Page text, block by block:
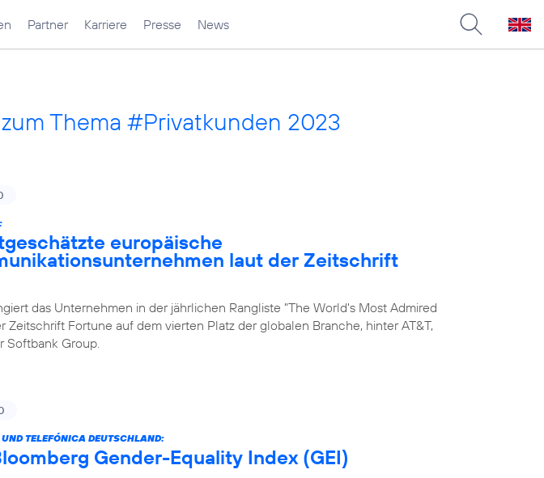
Partner Karriere Presse News
Thema #Privatkunden 2023
europäische
laut der Zeitschrift
das Unternehmen in der jährlichen Rangliste "The World's Most Admired
Zeitschrift Fortune auf dem vierten Platz der globalen Branche, hinter AT&T,
Softbank Group.
TELEFÓNICA DEUTSCHLAND:
Gender-Equality Index (GEI)